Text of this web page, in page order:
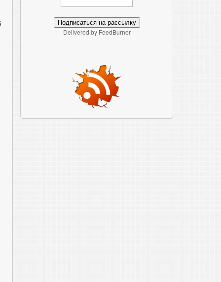
Delivered by FeedBurner